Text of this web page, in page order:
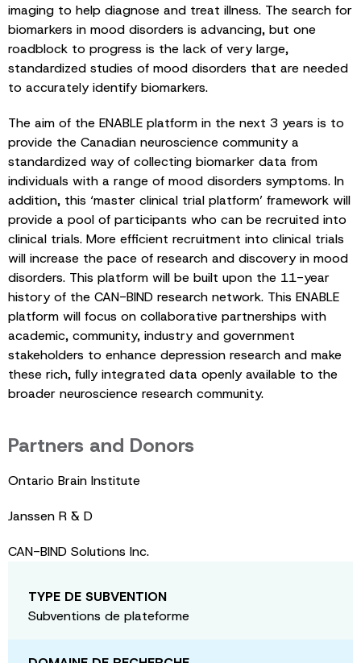
imaging to help diagnose and treat illness. The search for
biomarkers in mood disorders is advancing, but one
roadblock to progress is the lack of very large,
standardized studies of mood disorders that are needed
to accurately identify biomarkers.
The aim of the ENABLE platform in the next 3 years is to
provide the Canadian neuroscience community a
standardized way of collecting biomarker data from
individuals with a range of mood disorders symptoms. In
addition, this ‘master clinical trial platform’ framework will
provide a pool of participants who can be recruited into
clinical trials. More efficient recruitment into clinical trials
will increase the pace of research and discovery in mood
disorders. This platform will be built upon the 11-year
history of the CAN-BIND research network. This ENABLE
platform will focus on collaborative partnerships with
academic, community, industry and government
stakeholders to enhance depression research and make
these rich, fully integrated data openly available to the
broader neuroscience research community.
Partners and Donors
Ontario Brain Institute
Janssen R & D
CAN-BIND Solutions Inc.
TYPE DE SUBVENTION
Subventions de plateforme